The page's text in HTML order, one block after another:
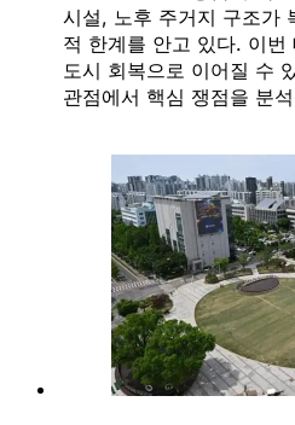
시설, 노후 주거지 구조가
적 한계를 안고 있다. 이
도시 회복으로 이어질 수
관점에서 핵심 쟁점을 분